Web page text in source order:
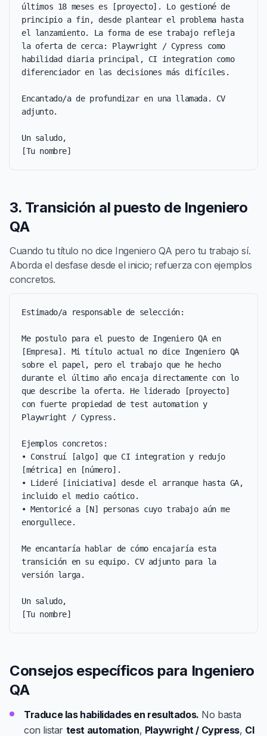
últimos 18 meses es [proyecto]. Lo gestioné de
principio a fin, desde plantear el problema hasta
el lanzamiento. La forma de ese trabajo refleja
la oferta de cerca: Playwright / Cypress como
habilidad diaria principal, CI integration como
diferenciador en las decisiones más difíciles.
Encantado/a de profundizar en una llamada. CV
adjunto.
Un saludo,
[Tu nombre]
3. Transición al puesto de Ingeniero
QA
Cuando tu título no dice Ingeniero QA pero tu trabajo sí.
Aborda el desfase desde el inicio; refuerza con ejemplos
concretos.
Estimado/a responsable de selección:
Me postulo para el puesto de Ingeniero QA en
[Empresa]. Mi título actual no dice Ingeniero QA
sobre el papel, pero el trabajo que he hecho
durante el último año encaja directamente con lo
que describe la oferta. He liderado [proyecto]
con fuerte propiedad de test automation y
Playwright / Cypress.
Ejemplos concretos:
• Construí [algo] que CI integration y redujo
[métrica] en [número].
• Lideré [iniciativa] desde el arranque hasta GA,
incluido el medio caótico.
• Mentoricé a [N] personas cuyo trabajo aún me
enorgullece.
Me encantaría hablar de cómo encajaría esta
transición en su equipo. CV adjunto para la
versión larga.
Un saludo,
[Tu nombre]
Consejos específicos para Ingeniero
QA
Traduce las habilidades en resultados. No basta
con listar test automation, Playwright / Cypress, CI